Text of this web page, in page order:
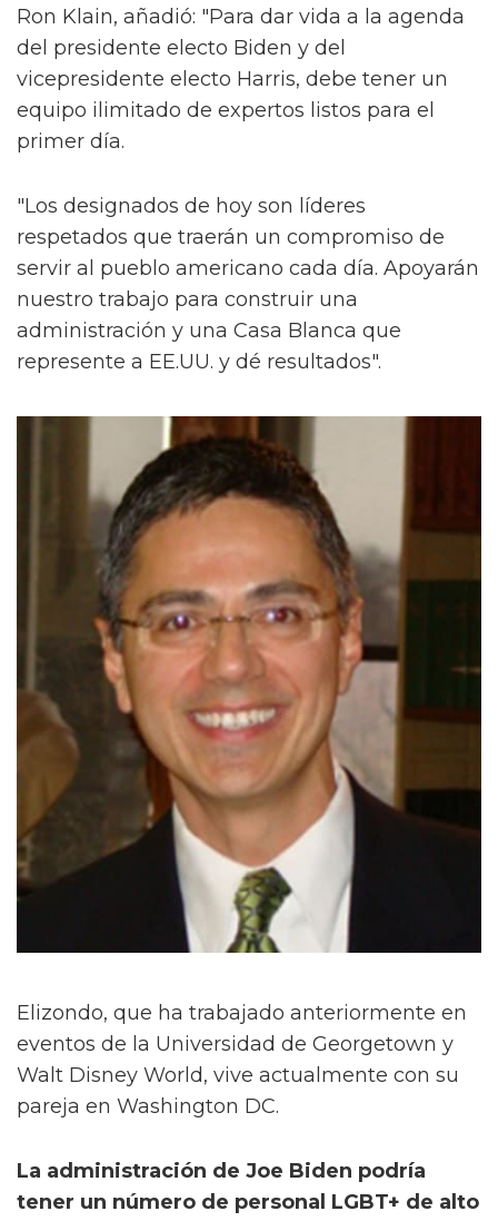
Ron Klain, añadió: "Para dar vida a la agenda
del presidente electo Biden y del
vicepresidente electo Harris, debe tener un
equipo ilimitado de expertos listos para el
primer día.
"Los designados de hoy son líderes
respetados que traerán un compromiso de
servir al pueblo americano cada día. Apoyarán
nuestro trabajo para construir una
administración y una Casa Blanca que
represente a EE.UU. y dé resultados".
Elizondo, que ha trabajado anteriormente en
eventos de la Universidad de Georgetown y
Walt Disney World, vive actualmente con su
pareja en Washington DC.
La administración de Joe Biden podría
tener un número de personal LGBT+ de alto